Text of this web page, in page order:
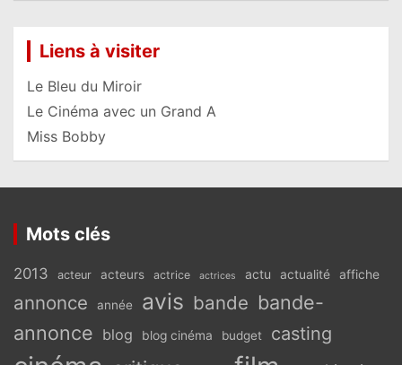
Liens à visiter
Le Bleu du Miroir
Le Cinéma avec un Grand A
Miss Bobby
Mots clés
2013 acteur acteurs actrice actrices actu actualité affiche
annonce année avis bande bande-
annonce blog blog cinéma budget casting